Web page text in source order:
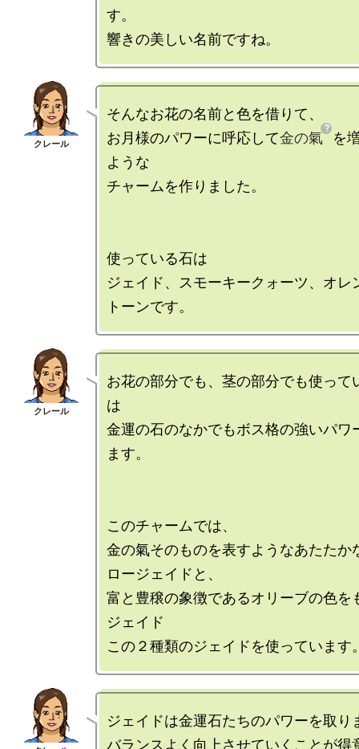
す。
そんなお花の名前と色を借りて、
お月様のパワーに呼応して金の氣
を
ような
チャームを作りました。
使っている石は
ジェイド、スモーキークォーツ、オレ
お花の部分でも、茎の部分でも使って
は
金運の石のなかでもボス格の強いパワ
ます。
このチャームでは、
金の氣そのものを表すようなあたたか
ロージェイドと、
富と豊穣の象徴であるオリーブの色を
ジェイド
ジェイドは金運石たちのパワーを取り
バランスよく向上させていくことが得